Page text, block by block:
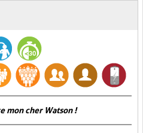
mon cher Watson !